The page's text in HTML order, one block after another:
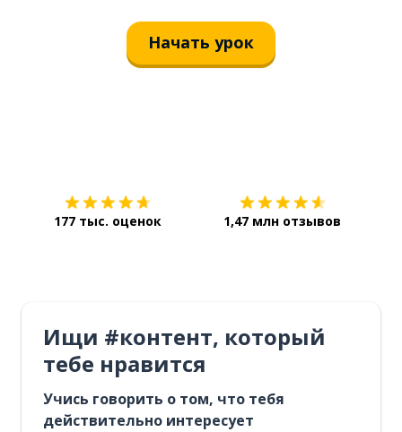
Начать урок
177 тыс. оценок 1,47 млн отзывов
Ищи #контент, который
тебе нравится
Учись говорить о том, что тебя
действительно интересует